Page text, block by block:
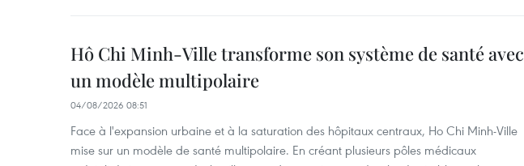
Hô Chi Minh-Ville transforme son système de santé avec
un modèle multipolaire
04/08/2026 08:51
Face à l'expansion urbaine et à la saturation des hôpitaux centraux, Ho Chi Minh-Ville
mise sur un modèle de santé multipolaire. En créant plusieurs pôles médicaux